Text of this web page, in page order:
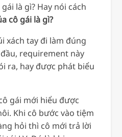
là gì? Hay nói cách
cô gái là gì?
xách tay đi làm đúng
requirement này
ra, hay được phát biểu
gái mới hiểu được
Khi cô bước vào tiệm
hỏi thì cô mới trả lời